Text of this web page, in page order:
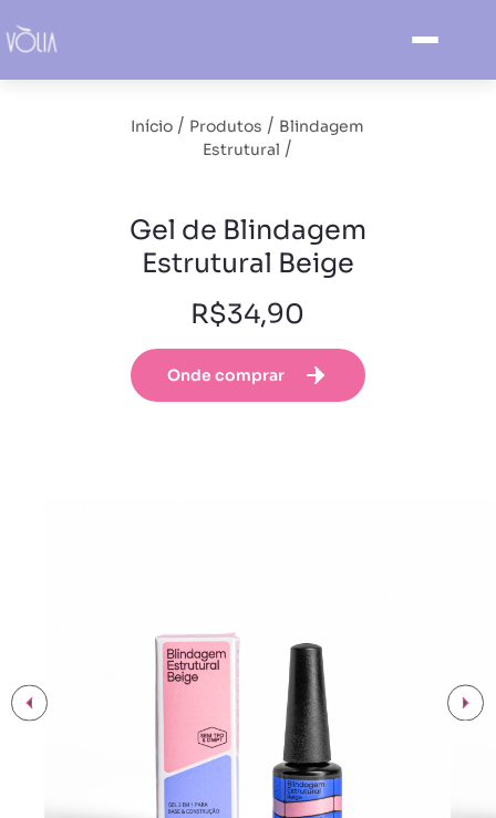
Início / Produtos / Blindagem
Estrutural /
Gel de Blindagem
Estrutural Beige
R$34,90
Onde comprar